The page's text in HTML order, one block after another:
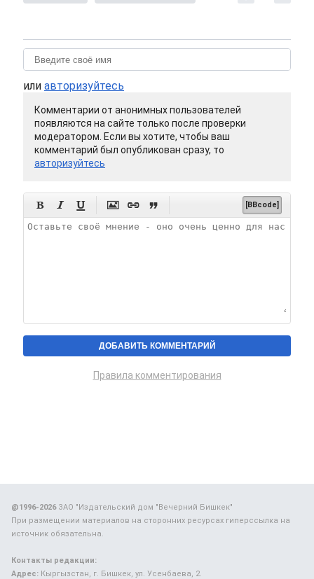
или авторизуйтесь
Комментарии от анонимных пользователей
появляются на сайте только после проверки
модератором. Если вы хотите, чтобы ваш
комментарий был опубликован сразу, то
авторизуйтесь
      [BBcode]
Правила комментирования
@1996-2026ЗАО "Издательский дом "Вечерний Бишкек"
При размещении материалов на сторонних ресурсах гиперссылка на
источник обязательна.
Контакты редакции:
Адрес: Кыргызстан, г. Бишкек, ул. Усенбаева, 2.